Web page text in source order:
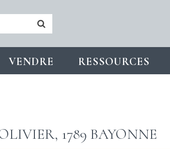
VENDRE RESSOURCES
1789 BAYONNE